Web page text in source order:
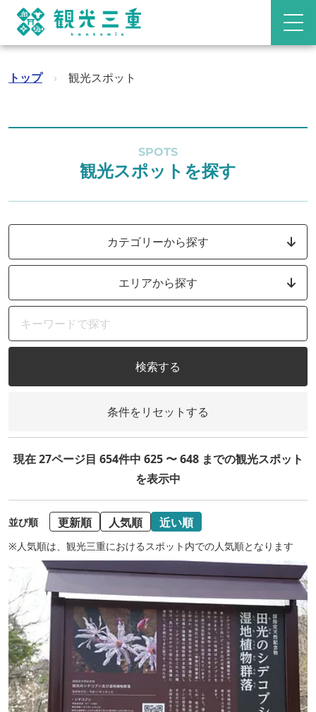
トップ › 観光スポット
SPOTS
観光スポットを探す
カテゴリーから探す
エリアから探す
検索する
条件をリセットする
現在 27ページ目 654件中 625 〜 648 までの観光スポット
を表示中
並び順 更新順 人気順 近い順
※人気順は、観光三重におけるスポット内での人気順となります